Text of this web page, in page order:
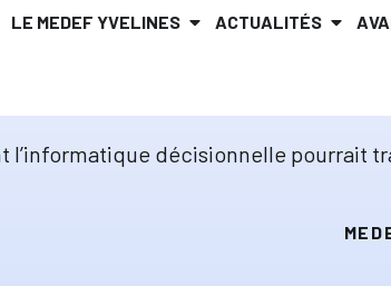
LE MEDEF YVELINES ACTUALITÉS
l’informatique décisionnelle pourrait